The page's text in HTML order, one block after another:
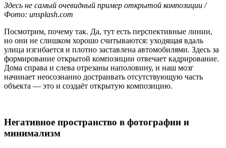
Здесь не самый очевидный пример открытой композиции /
Фото: unsplash.com
Посмотрим, почему так. Да, тут есть перспективные линии,
но они не слишком хорошо считываются: уходящая вдаль
улица изгибается и плотно заставлена автомобилями. Здесь за
формирование открытой композиции отвечает кадрирование.
Дома справа и слева отрезаны наполовину, и наш мозг
начинает неосознанно достраивать отсутствующую часть
объекта — это и создаёт открытую композицию.
Негативное пространство в фотографии и
минимализм